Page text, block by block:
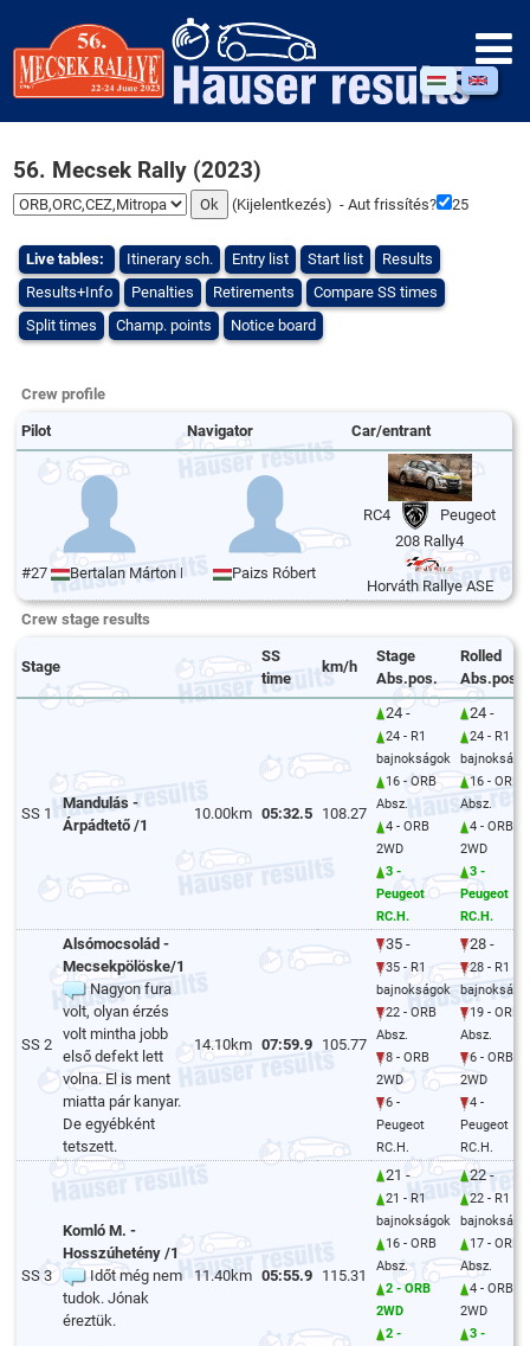
56. Mecsek Rally (2023)
(Kijelentkezés) - Aut frissítés? 25
Live tables: Itinerary sch. Entry list Start list
Results
Results+Info
Penalties Retirements
Compare SS times
Split times
Champ. points Notice board
Crew profile
Pilot Navigator Car/entrant
#27 Bertalan Márton Bálint Paizs Róbert
RC4
Peugeot
208 Rally4
Horváth Rallye ASE
Crew stage results
Stage
SS
time
km/h
Stage
Abs.pos.
Rolled
Abs.pos.
SS 1
Mandulás -
Árpádtető /1
10.00km 05:32.5 108.27
24 -
24 - R1
bajnokságok
16 - ORB
Absz.
4 - ORB
2WD
3 -
Peugeot
RC.H.
24 -
24 - R1
16 - ORB
Absz.
4 - ORB
2WD
3 -
Peugeot
RC.H.
SS 2
Alsómocsolád -
Mecsekpölöske/1
Nagyon fura
volt, olyan érzés
volt mintha jobb
első defekt lett
volna. El is ment
miatta pár kanyar.
De egyébként
tetszett.
14.10km 07:59.9 105.77
35 -
35 - R1
bajnokságok
22 - ORB
Absz.
8 - ORB
2WD
6 -
Peugeot
RC.H.
28 -
28 - R1
19 - ORB
Absz.
6 - ORB
2WD
4 -
Peugeot
RC.H.
SS 3
Komló M. -
Hosszúhetény /1
Időt még nem
tudok. Jónak
éreztük.
11.40km 05:55.9 115.31
21 -
21 - R1
bajnokságok
16 - ORB
Absz.
2 - ORB
2WD
2 -
22 -
22 - R1
17 - ORB
Absz.
4 - ORB
2WD
3 -